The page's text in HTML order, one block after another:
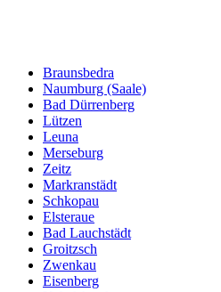
Braunsbedra
Naumburg (Saale)
Bad Dürrenberg
Lützen
Leuna
Merseburg
Zeitz
Markranstädt
Schkopau
Elsteraue
Bad Lauchstädt
Groitzsch
Zwenkau
Eisenberg